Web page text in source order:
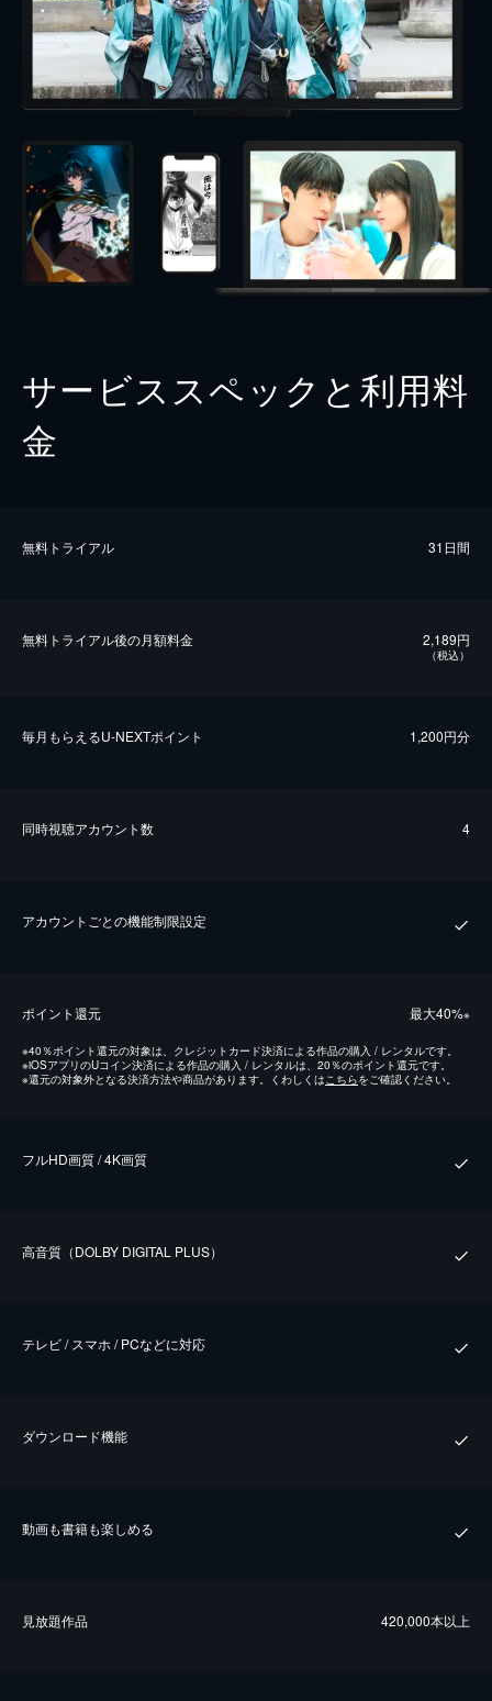
サービススペックと利用料
金
無料トライアル 31日間
無料トライアル後の⽉額料金 2,189円
（税込）
毎⽉もらえるU-NEXTポイント 1,200円分
同時視聴アカウント数 4
アカウントごとの機能制限設定
ポイント還元 最⼤40%※
※40％ポイント還元の対象は、クレジットカード決済による作品の購入 / レンタルです。
※iOSアプリのUコイン決済による作品の購入 / レンタルは、20％のポイント還元です。
※還元の対象外となる決済方法や商品があります。くわしくはこちらをご確認ください。
フルHD画質 / 4K画質
⾼⾳質（DOLBY DIGITAL PLUS）
テレビ / スマホ / PCなどに対応
ダウンロード機能
動画も書籍も楽しめる
⾒放題作品 420,000本以上